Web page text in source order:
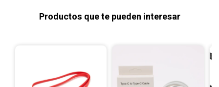
Productos que te pueden interesar